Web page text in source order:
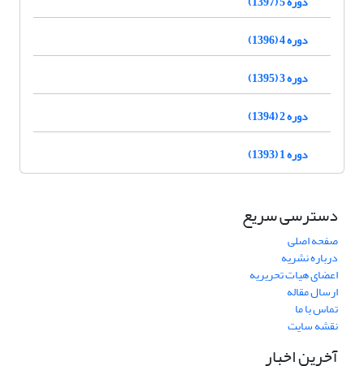
دوره 4 (1396)
دوره 3 (1395)
دوره 2 (1394)
دوره 1 (1393)
دسترسی سریع
صفحه اصلی
درباره نشریه
اعضای هیات تحریریه
ارسال مقاله
تماس با ما
نقشه سایت
آخرین اخبار